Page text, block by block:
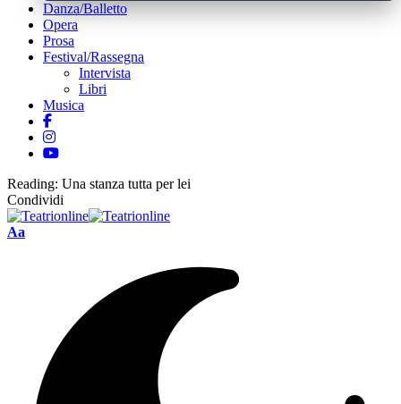
Danza/Balletto
Opera
Prosa
Festival/Rassegna
Intervista
Libri
Musica
Reading: Una stanza tutta per lei
Condividi
Font
Aa